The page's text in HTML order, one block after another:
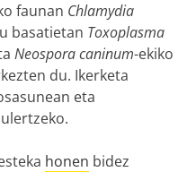
faunan Chlamydia
basatietan Toxoplasma
Neospora caninum-ekiko
du. Ikerketa
eta
honen bidez